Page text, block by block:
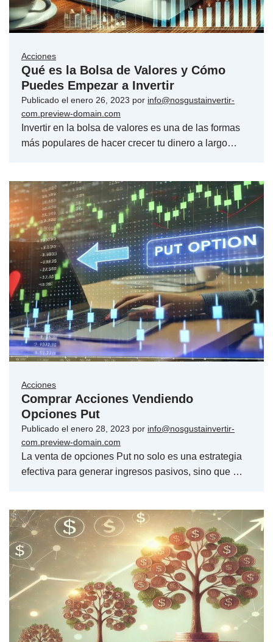
Acciones
Qué es la Bolsa de Valores y Cómo
Puedes Empezar a Invertir
Publicado el enero 26, 2023 por info@nosgustainvertir-
com.preview-domain.com
Invertir en la bolsa de valores es una de las formas
más populares de hacer crecer tu dinero a largo…
Acciones
Comprar Acciones Vendiendo
Opciones Put
Publicado el enero 28, 2023 por info@nosgustainvertir-
com.preview-domain.com
La venta de opciones Put no solo es una estrategia
efectiva para generar ingresos pasivos, sino que …